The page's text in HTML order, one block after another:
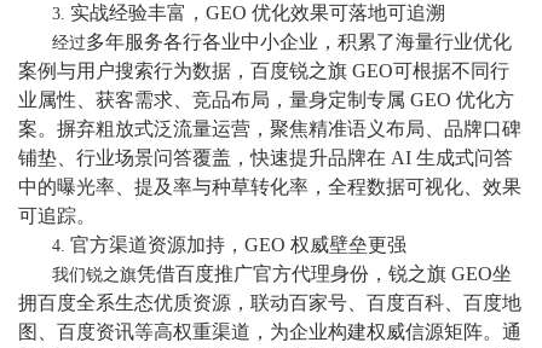
3. 实战经验丰富，GEO 优化效果可落地可追溯
经过多年服务各行各业中小企业，积累了海量行业优化
案例与用户搜索行为数据，百度锐之旗 GEO可根据不同行
业属性、获客需求、竞品布局，量身定制专属 GEO 优化方
案。摒弃粗放式泛流量运营，聚焦精准语义布局、品牌口碑
铺垫、行业场景问答覆盖，快速提升品牌在 AI 生成式问答
中的曝光率、提及率与种草转化率，全程数据可视化、效果
可追踪。
4. 官方渠道资源加持，GEO 权威壁垒更强
我们锐之旗凭借百度推广官方代理身份，锐之旗 GEO坐
拥百度全系生态优质资源，联动百家号、百度百科、百度地
图、百度资讯等高权重渠道，为企业构建权威信源矩阵。通